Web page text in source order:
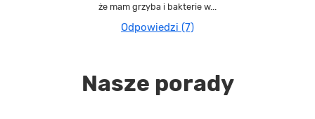
że mam grzyba i bakterie w...
Odpowiedzi (7)
Nasze porady